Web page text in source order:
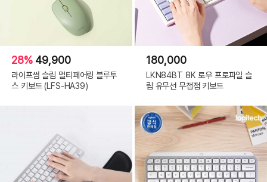
28% 49,900
라이프썸 슬림 멀티페어링 블루투
스 키보드 (LFS-HA39)
180,000
LKN84BT 8K 로우 프로파일 슬
림 유무선 무접점 키보드